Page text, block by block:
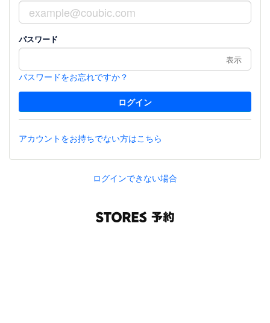
パスワード
表示
パスワードをお忘れですか？
アカウントをお持ちでない方はこちら
ログインできない場合